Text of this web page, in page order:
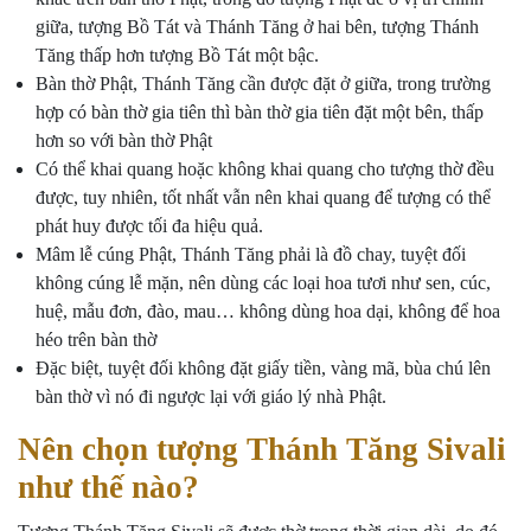
giữa, tượng Bồ Tát và Thánh Tăng ở hai bên, tượng Thánh
Tăng thấp hơn tượng Bồ Tát một bậc.
Bàn thờ Phật, Thánh Tăng cần được đặt ở giữa, trong trường
hợp có bàn thờ gia tiên thì bàn thờ gia tiên đặt một bên, thấp
hơn so với bàn thờ Phật
Có thể khai quang hoặc không khai quang cho tượng thờ đều
được, tuy nhiên, tốt nhất vẫn nên khai quang để tượng có thể
phát huy được tối đa hiệu quả.
Mâm lễ cúng Phật, Thánh Tăng phải là đồ chay, tuyệt đối
không cúng lễ mặn, nên dùng các loại hoa tươi như sen, cúc,
huệ, mẫu đơn, đào, mau… không dùng hoa dại, không để hoa
héo trên bàn thờ
Đặc biệt, tuyệt đối không đặt giấy tiền, vàng mã, bùa chú lên
bàn thờ vì nó đi ngược lại với giáo lý nhà Phật.
Nên chọn tượng Thánh Tăng Sivali
như thế nào?